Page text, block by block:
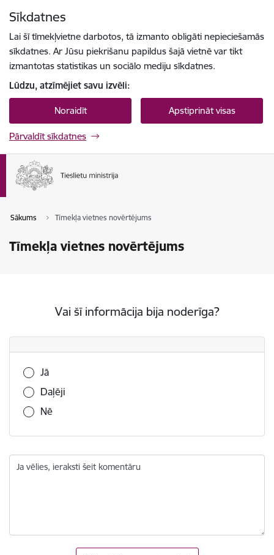
Sīkdatnes
Lai šī tīmekļvietne darbotos, tā izmanto obligāti nepieciešamās
sīkdatnes. Ar Jūsu piekrišanu papildus šajā vietnē var tikt
izmantotas statistikas un sociālo mediju sīkdatnes.
Lūdzu, atzīmējiet savu izvēli:
Noraidīt Apstiprināt visas
Pārvaldīt sīkdatnes
Sākums Tīmekļa vietnes novērtējums
Tīmekļa vietnes novērtējums
Vai šī informācija bija noderīga?
Vai šī informācija bija noderīga?
Jā
Daļēji
Nē
Ja vēlies, ieraksti šeit komentāru